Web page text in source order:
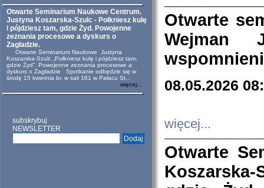
Otwarte Seminarium Naukowe Centrum.
Justyna Koszarska-Szulc - Połkniesz kulę
i pójdziesz tam, gdzie Żyd. Powojenne
zeznania procesowe a dyskurs o
Zagładzie.
Otwarte Seminarium Naukowe Justyna
Koszarska-Szulc „Połkniesz kulę i pójdziesz tam,
gdzie Żyd”. Powojenne zeznania procesowe a
dyskurs o Zagładzie Spotkanie odbędzie się w
środę 15 kwietnia br. w sali 161 w Pałacu St...
więcej...
subskrybuj
NEWSLETTER
Otwarte
Wejman
08.05.2026
więcej...
Otwarte
Koszarska-